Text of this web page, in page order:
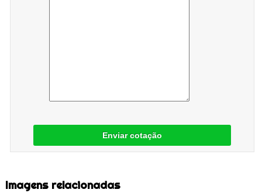
Enviar cotação
Imagens relacionadas